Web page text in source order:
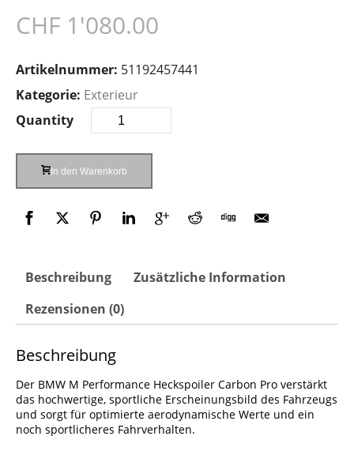
CHF 1'080.00
Artikelnummer: 51192457441
Kategorie: Exterieur
Quantity
In den Warenkorb
Beschreibung
Zusätzliche Information
Rezensionen (0)
Beschreibung
Der BMW M Performance Heckspoiler Carbon Pro verstärkt
das hochwertige, sportliche Erscheinungsbild des Fahrzeugs
und sorgt für optimierte aerodynamische Werte und ein
noch sportlicheres Fahrverhalten.